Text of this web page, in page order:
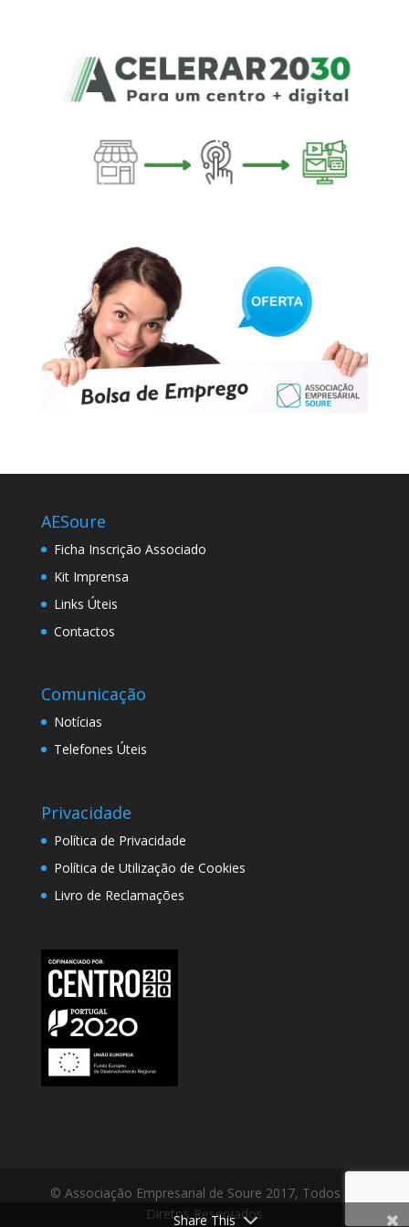
AESoure
Ficha Inscrição Associado
Kit Imprensa
Links Úteis
Contactos
Comunicação
Notícias
Telefones Úteis
Privacidade
Política de Privacidade
Política de Utilização de Cookies
Livro de Reclamações
© Associação Empresarial de Soure 2017, Todos os
Diretos Reservados
Share This